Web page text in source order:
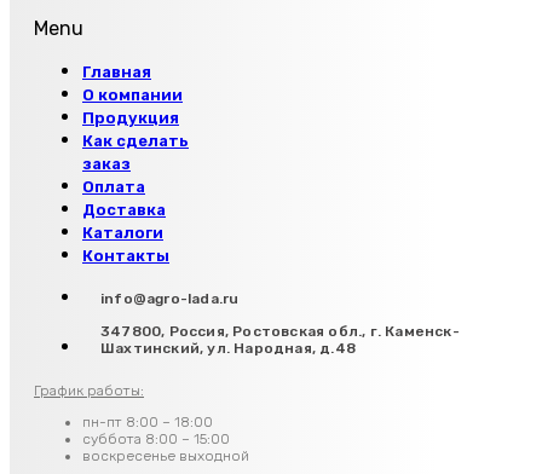
Menu
Главная
О компании
Продукция
Как сделать
заказ
Оплата
Доставка
Каталоги
Контакты
info@agro-lada.ru
347800, Россия, Ростовская обл., г. Каменск-
Шахтинский, ул. Народная, д.48
График работы:
пн-пт 8:00 – 18:00
суббота 8:00 – 15:00
воскресенье выходной